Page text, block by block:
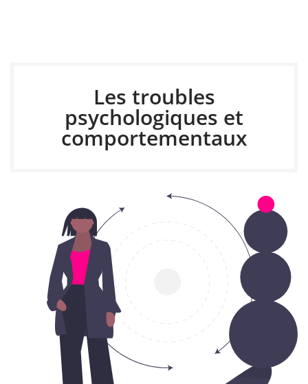
Les troubles
psychologiques et
comportementaux